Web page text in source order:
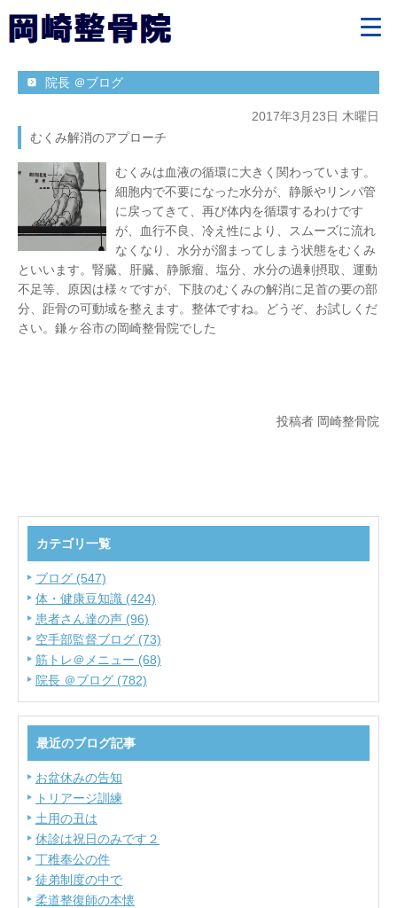
院長 ＠ブログ
2017年3月23日 木曜日
むくみ解消のアプローチ
むくみは血液の循環に大きく関わっています。
細胞内で不要になった水分が、静脈やリンパ管
に戻ってきて、再び体内を循環するわけです
が、血行不良、冷え性により、スムーズに流れ
なくなり、水分が溜まってしまう状態をむくみ
といいます。腎臓、肝臓、静脈瘤、塩分、水分の過剰摂取、運動
不足等、原因は様々ですが、下肢のむくみの解消に足首の要の部
分、距骨の可動域を整えます。整体ですね。どうぞ、お試しくだ
さい。鎌ヶ谷市の岡崎整骨院でした
投稿者 岡崎整骨院
カテゴリ一覧
ブログ (547)
体・健康豆知識 (424)
患者さん達の声 (96)
空手部監督ブログ (73)
筋トレ＠メニュー (68)
院長 ＠ブログ (782)
最近のブログ記事
お盆休みの告知
トリアージ訓練
土用の丑は
休診は祝日のみです２
丁稚奉公の件
徒弟制度の中で
柔道整復師の本懐